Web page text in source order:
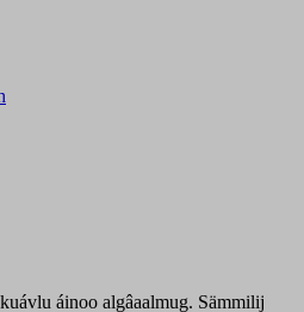
áinoo algâaalmug. Sämmilij